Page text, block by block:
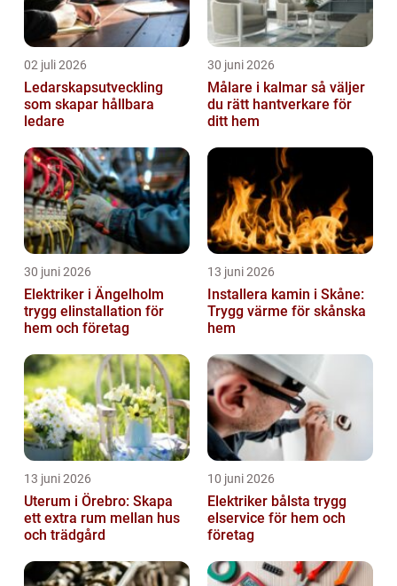
02 juli 2026
Ledarskapsutveckling
som skapar hållbara
ledare
30 juni 2026
Målare i kalmar så väljer
du rätt hantverkare för
ditt hem
30 juni 2026
Elektriker i Ängelholm
trygg elinstallation för
hem och företag
13 juni 2026
Installera kamin i Skåne:
Trygg värme för skånska
hem
13 juni 2026
Uterum i Örebro: Skapa
ett extra rum mellan hus
och trädgård
10 juni 2026
Elektriker bålsta trygg
elservice för hem och
företag